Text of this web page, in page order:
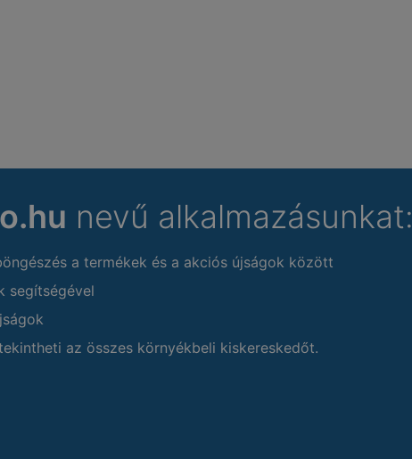
nevű alkalmazásunkat:
a termékek és a akciós újságok között
segítségével
az összes környékbeli kiskereskedőt.